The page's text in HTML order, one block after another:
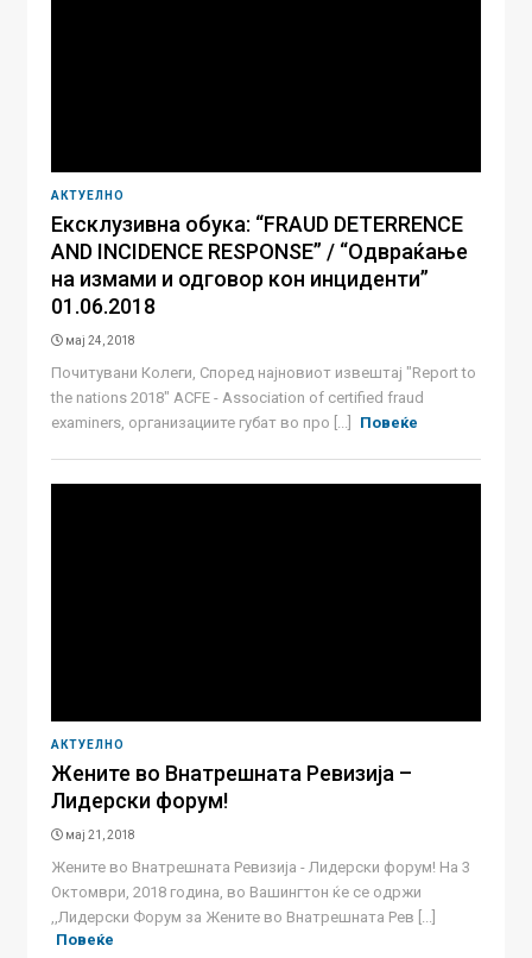
АКТУЕЛНО
Ексклузивна обука: “FRAUD DETERRENCE
AND INCIDENCE RESPONSE” / “Одвраќање
на измами и одговор кон инциденти”
01.06.2018
мај 24, 2018
Почитувани Колеги, Според најновиот извештај "Report to
the nations 2018" ACFE - Association of certified fraud
examiners, организациите губат во про [...]
Повеќе
АКТУЕЛНО
Жените во Внатрешната Ревизија –
Лидерски форум!
мај 21, 2018
Жените во Внатрешната Ревизија - Лидерски форум! На 3
Октомври, 2018 година, во Вашингтон ќе се одржи
,,Лидерски Форум за Жените во Внатрешната Рев [...]
Повеќе